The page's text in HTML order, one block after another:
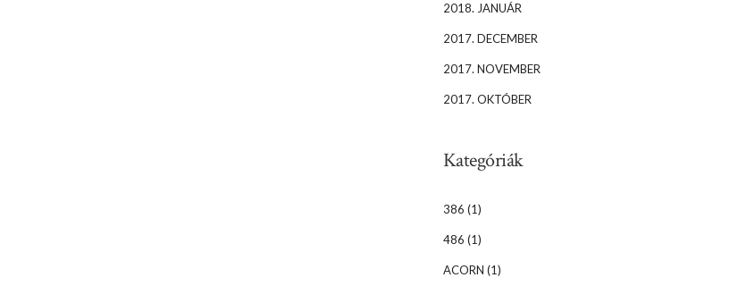
2018. JANUÁR
2017. DECEMBER
2017. NOVEMBER
2017. OKTÓBER
Kategóriák
386 (1)
486 (1)
ACORN (1)